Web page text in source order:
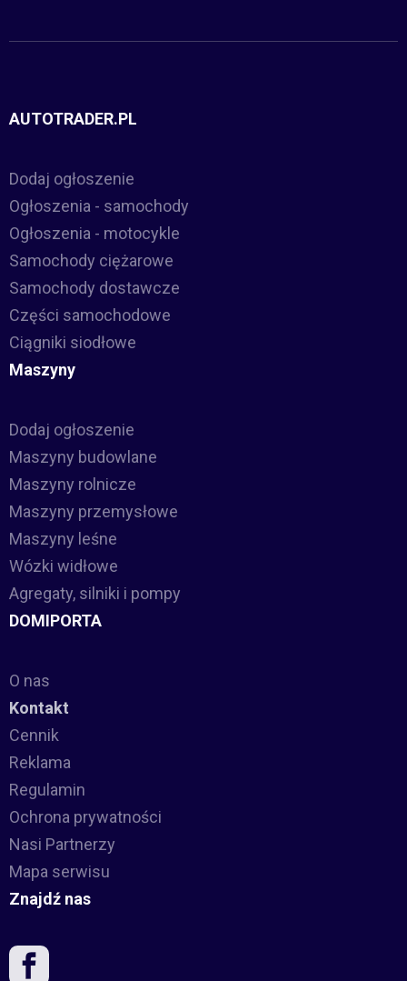
AUTOTRADER.PL
Dodaj ogłoszenie
Ogłoszenia - samochody
Ogłoszenia - motocykle
Samochody ciężarowe
Samochody dostawcze
Części samochodowe
Ciągniki siodłowe
Maszyny
Dodaj ogłoszenie
Maszyny budowlane
Maszyny rolnicze
Maszyny przemysłowe
Maszyny leśne
Wózki widłowe
Agregaty, silniki i pompy
DOMIPORTA
O nas
Kontakt
Cennik
Reklama
Regulamin
Ochrona prywatności
Nasi Partnerzy
Mapa serwisu
Znajdź nas